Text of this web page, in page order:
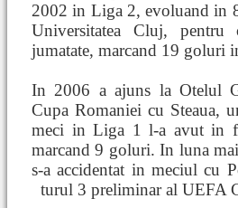
2002 in Liga 2, evoluand in
Universitatea Cluj,
jumatate, marcand 19 goluri
In 2006 a ajuns la Otelul
Cupa Romaniei cu Steaua,
meci in Liga 1 l-a avut in
marcand 9 goluri. In luna
s-a accidentat in meciul cu
turul 3 preliminar al UEFA